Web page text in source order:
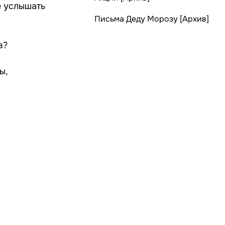
услышать
Письма Деду Морозу [Архив]